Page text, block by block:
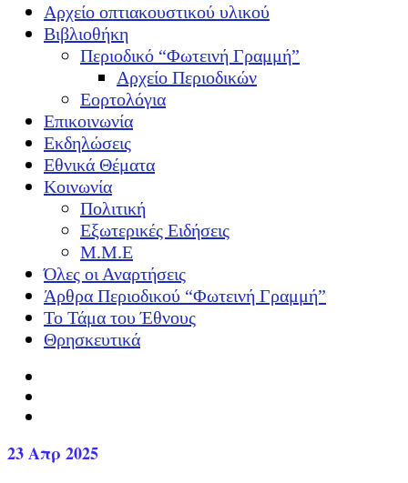
Αρχείο οπτιακουστικού υλικού
Βιβλιοθήκη
Περιοδικό “Φωτεινή Γραμμή”
Αρχείο Περιοδικών
Εορτολόγια
Επικοινωνία
Εκδηλώσεις
Εθνικά Θέματα
Κοινωνία
Πολιτική
Εξωτερικές Ειδήσεις
Μ.Μ.Ε
Όλες οι Αναρτήσεις
Άρθρα Περιοδικού “Φωτεινή Γραμμή”
Το Τάμα του Έθνους
Θρησκευτικά
23Απρ 2025